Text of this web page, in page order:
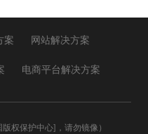
案 网站解决方案
电商平台解决方案
版权保护中心] ，请勿镜像）